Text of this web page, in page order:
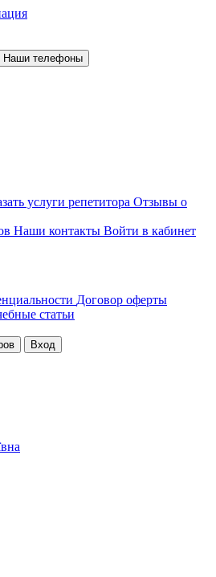
Наши телефоны
услуги репетитора Отзывы о
Наши контакты Войти в кабинет
Договор оферты
статьи
Вход